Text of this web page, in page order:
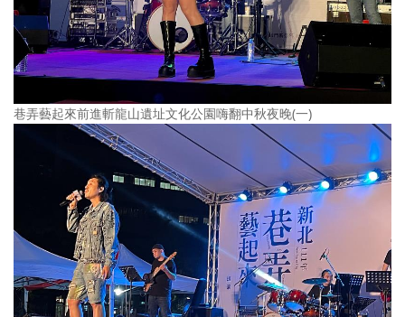
巷弄藝起來前進斬龍山遺址文化公園嗨翻中秋夜晚(一)